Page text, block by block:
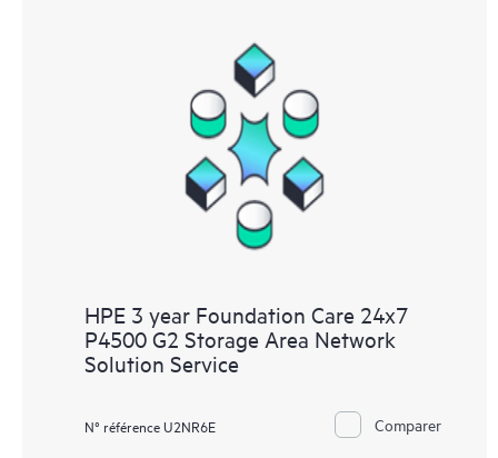
HPE 3 year Foundation Care 24x7
P4500 G2 Storage Area Network
Solution Service
N° référence U2NR6E Comparer